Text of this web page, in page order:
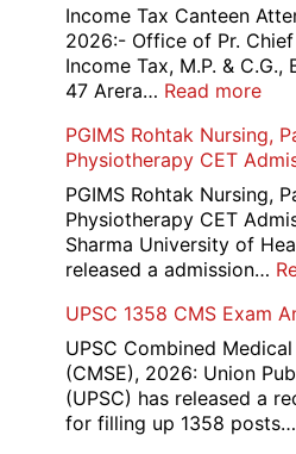
Income Tax Canteen
2026:- Office of Pr.
Income Tax, M.P. &
47 Arera… Read more:
Tax
PGIMS Rohtak Nursing,
Physiotherapy CET
PGIMS Rohtak Nursing,
Physiotherapy CET
Sharma University of
released a admission…
UPSC 1358 CMS Exam
UPSC Combined
(CMSE), 2026: Union
(UPSC) has released a
for filling up 1358 posts…